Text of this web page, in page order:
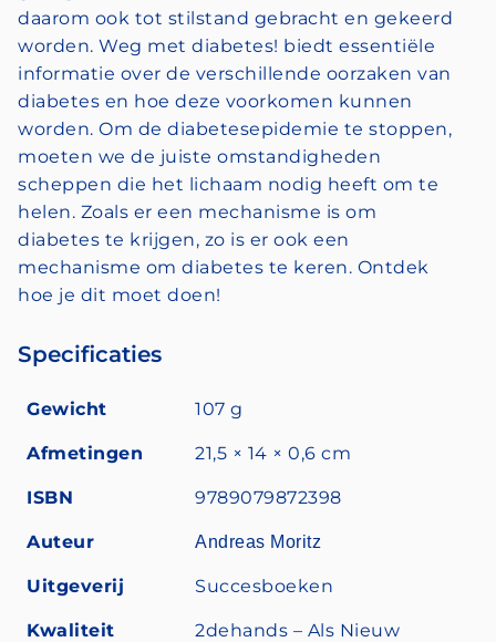
daarom ook tot stilstand gebracht en gekeerd
worden. Weg met diabetes! biedt essentiële
informatie over de verschillende oorzaken van
diabetes en hoe deze voorkomen kunnen
worden. Om de diabetesepidemie te stoppen,
moeten we de juiste omstandigheden
scheppen die het lichaam nodig heeft om te
helen. Zoals er een mechanisme is om
diabetes te krijgen, zo is er ook een
mechanisme om diabetes te keren. Ontdek
hoe je dit moet doen!
Specificaties
Gewicht 107 g
Afmetingen 21,5 × 14 × 0,6 cm
ISBN 9789079872398
Auteur Andreas Moritz
Uitgeverij Succesboeken
Kwaliteit 2dehands – Als Nieuw